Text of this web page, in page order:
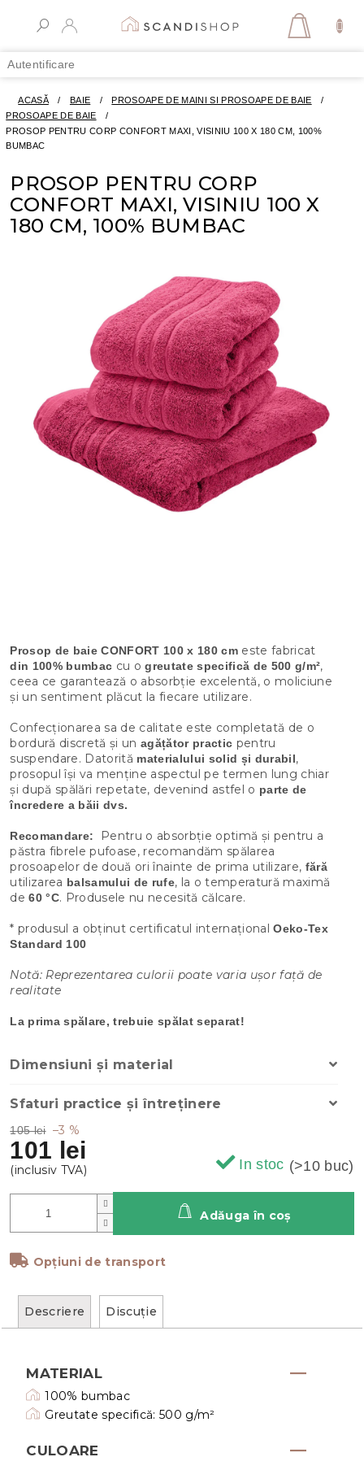
conținut
Autentificare
COŞ
ACASĂ / BAIE / PROSOAPE DE MAINI SI PROSOAPE DE BAIE
/
PROSOAPE DE BAIE
/
PROSOP PENTRU CORP CONFORT MAXI, VISINIU 100 X 180 CM, 100%
BUMBAC
PROSOP PENTRU CORP
CONFORT MAXI, VISINIU 100 X
180 CM, 100% BUMBAC
105 lei –3 %
101 lei
In stoc (>10 buc)
Opțiuni de transport
Adăuga în coş
Prosop de baie CONFORT 100 x 180 cmeste fabricat
din 100% bumbac cu ogreutate specifică de 500 g/m²,
ceea ce garantează o absorbție excelentă, o moliciune
și un sentiment plăcut la fiecare utilizare.
Confecționarea sa de calitate este completată de o
bordură discretă și un agățător practic pentru
suspendare. Datorită materialului solid și durabil,
prosopul își va menține aspectul pe termen lung chiar
și după spălări repetate, devenind astfel o parte de
încredere a băii dvs.
Recomandare:
Pentru o absorbție optimă și pentru a
păstra fibrele pufoase, recomandăm spălarea
prosoapelor de două ori înainte de prima utilizare, fără
utilizarea balsamului de rufe, la o temperatură maximă
de60 °C. Produsele nu necesită călcare.
* produsul a obținut certificatul internaționalOeko-Tex
Standard 100
Notă: Reprezentarea culorii poate varia ușor față de
realitate
La prima spălare, trebuie spălat separat!
Dimensiuni și material
Sfaturi practice și întreținere
Descriere Discuţie
MATERIAL
100% bumbac
Greutate specifică: 500 g/m²
CULOARE